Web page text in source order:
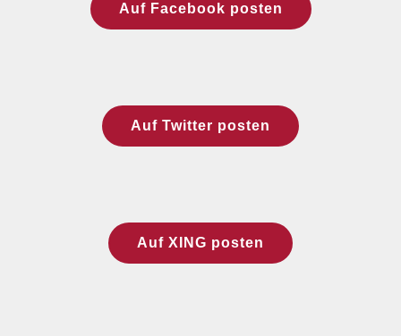
Auf Facebook posten
Auf Twitter posten
Auf XING posten